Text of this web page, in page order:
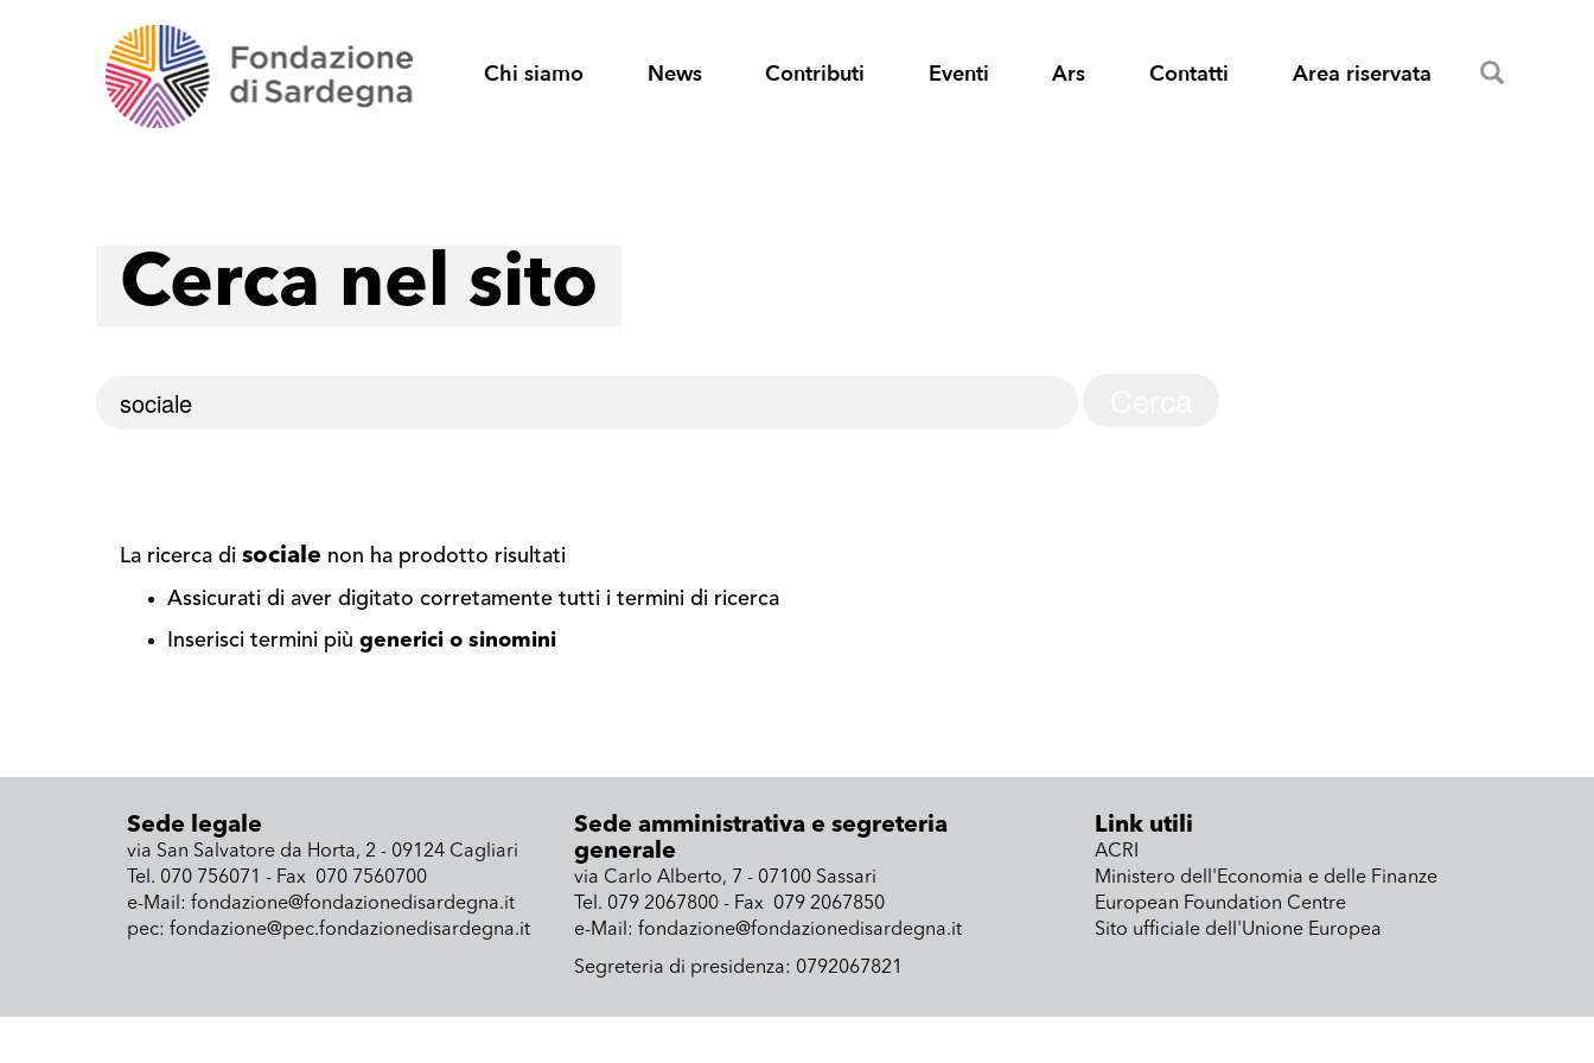
Chi siamo News Contributi Eventi Ars Contatti Area riservata
Cerca nel sito
La ricerca di socialenon ha prodotto risultati
Assicurati di aver digitato corretamente tutti i termini di ricerca
Inserisci termini più generici o sinomini
Sede legale
via San Salvatore da Horta, 2 - 09124 Cagliari
Tel. 070 756071 - Fax 070 7560700
e-Mail: fondazione@fondazionedisardegna.it
pec: fondazione@pec.fondazionedisardegna.it
Sede amministrativa e segreteria
generale
via Carlo Alberto, 7 - 07100 Sassari
Tel. 079 2067800 - Fax 079 2067850
e-Mail: fondazione@fondazionedisardegna.it
Segreteria di presidenza: 0792067821
Link utili
ACRI
Ministero dell'Economia e delle Finanze
European Foundation Centre
Sito ufficiale dell'Unione Europea